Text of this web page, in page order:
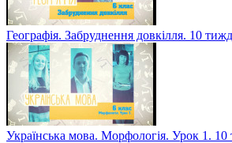
Географія. Забруднення довкілля. 10
Українська мова. Морфологія. Урок 1. 10